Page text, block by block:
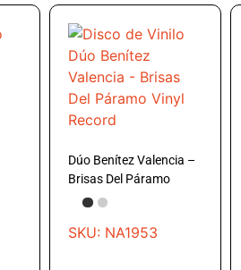
Dúo Benítez Valencia –
Brisas Del Páramo
SKU: NA1953